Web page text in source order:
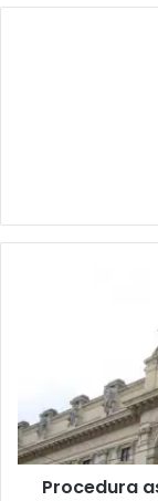
u
r
a
Procedura